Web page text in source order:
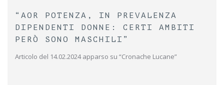
“AOR POTENZA, IN PREVALENZA
DIPENDENTI DONNE: CERTI AMBITI
PERÒ SONO MASCHILI”
Articolo del 14.02.2024 apparso su “Cronache Lucane”